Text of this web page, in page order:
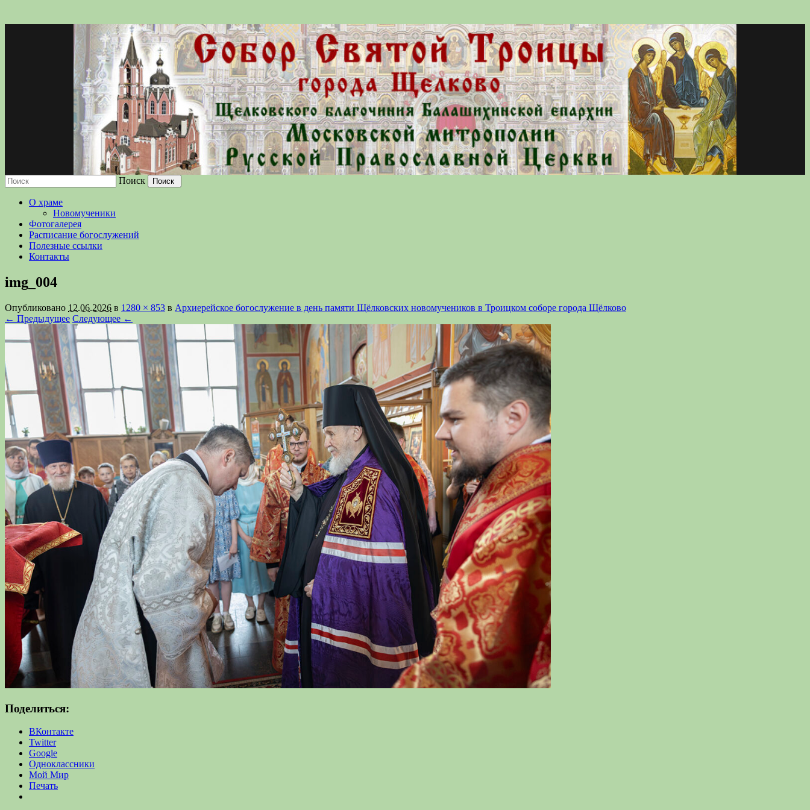
Поиск
О храме
Новомученики
Фотогалерея
Расписание богослужений
Полезные ссылки
Контакты
img_004
Опубликовано 12.06.2026 в 1280 × 853 в Архиерейское богослужение в день памяти Щёлковских новомучеников в Троицком соборе города Щёлково
← Предыдущее Следующее ←
Поделиться:
ВКонтакте
Twitter
Google
Одноклассники
Мой Мир
Печать